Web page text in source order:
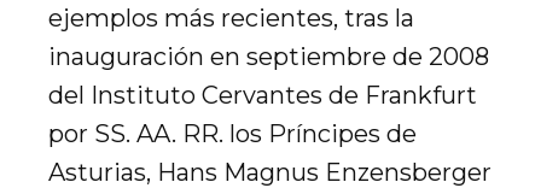
ejemplos más recientes, tras la
inauguración en septiembre de 2008
del Instituto Cervantes de Frankfurt
por SS. AA. RR. los Príncipes de
Asturias, Hans Magnus Enzensberger